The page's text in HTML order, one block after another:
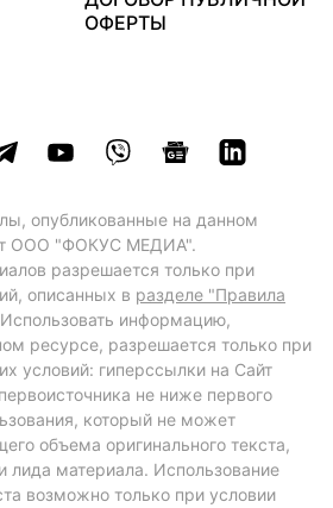
ОФЕРТЫ
опубликованные на данном
ООО "ФОКУС МЕДИА".
разрешается только при
описанных в разделе "Правила
информацию,
ресурсе, разрешается только при
условий: гиперссылки на Сайт
не ниже первого
который не может
объема оригинального текста,
лида материала. Использование
возможно только при условии